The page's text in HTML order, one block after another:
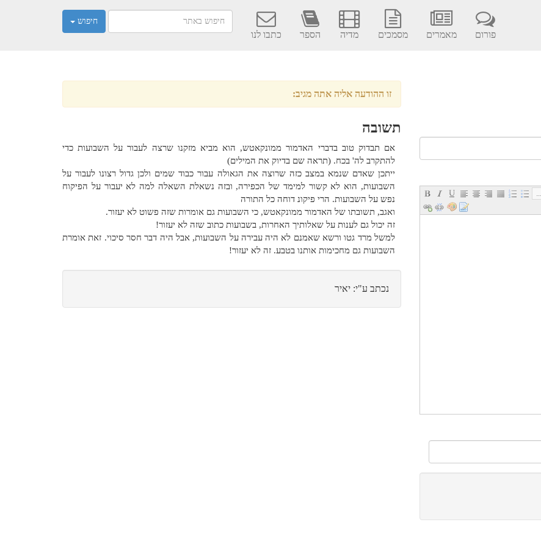
פורום מאמרים מסמכים מדיה הספר כתבו לנו
חיפוש
זו ההודעה אליה אתה מגיב:
תשובה
אם תבדוק טוב בדברי האדמור ממונקאטש, הוא מביא מזקנו שרצה לעבור על השבועות כדי
להתקרב לה' בכח. (תראה שם בדיוק את המילים)
ייתכן שאדם שנמא במצב כזה שרוצה את הגאולה עבור כבוד שמים ולכן גדול רצונו לעבור על
השבועות, הוא לא קשור למימד של הכפירה, ובזה נשאלת השאלה למה לא יעבור על הפיקוח
נפש על השבועות. הרי פיקונ דוחה כל התורה
ואגב, תשובתו של האדמור ממונקאטש, כי השבועות גם אומרות שזה פשוט לא יעזור.
זה יכול גם לענות על שאלותיך האחרות, בשבועות כתוב שזה לא יעזור!
למשל מרד גטו ורשא שאמנם לא היה עבירה על השבועות, אבל היה דבר חסר סיכוי. זאת אומרת
השבועות גם מחכימות אותנו בטבע. זה לא יעזור!
נכתב ע"י: יאיר